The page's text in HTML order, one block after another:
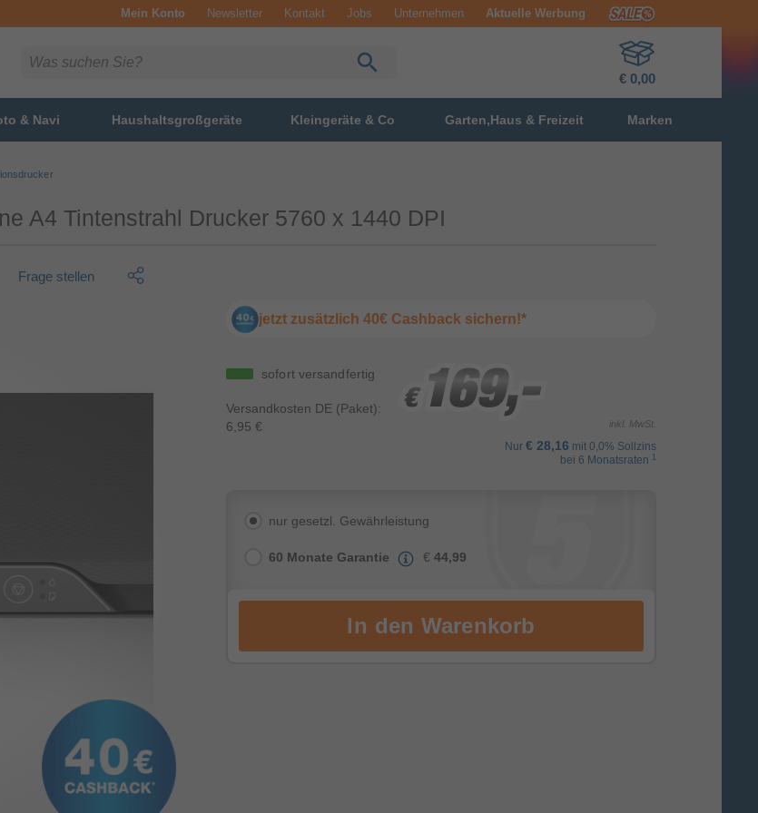
Mein Konto Newsletter Kontakt Jobs Unternehmen Aktuelle Werbung
€ 0,00
& Navi Haushaltsgroßgeräte Kleingeräte & Co Garten,Haus & Freizeit Marken
A4 Tintenstrahl Drucker 5760 x 1440 DPI
Frage stellen
jetzt zusätzlich 40€ Cashback sichern!*
sofort versandfertig
Versandkosten DE (Paket):
6,95 €
€169,-
€169,-
€169,-
inkl. MwSt.
Nur € 28,16 mit 0,0% Sollzins
bei 6 Monatsraten 1
nur gesetzl. Gewährleistung
60 Monate Garantie € 44,99